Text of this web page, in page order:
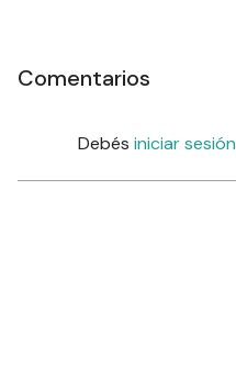
Comentarios
Debés iniciar sesión